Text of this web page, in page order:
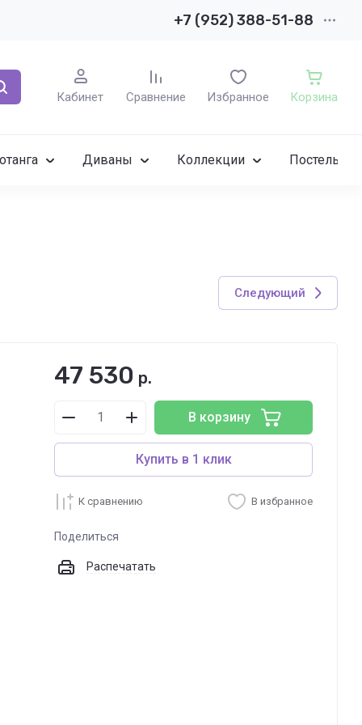
+7 (952) 388-51-88
Кабинет Сравнение Избранное Корзина
Диваны Коллекции
Следующий
47 530 р.
В корзину
Купить в 1 клик
К сравнению В избранное
Поделиться
Распечатать